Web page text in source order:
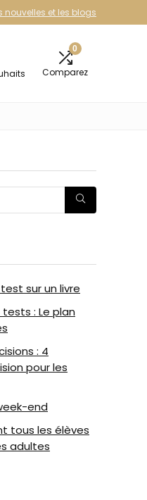
nouvelles et les blogs
0
Comparez
sur un livre
: Le plan
: 4
pour les
end
tous les élèves
adultes